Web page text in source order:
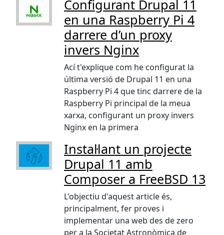
Configurant Drupal 11
en una Raspberry Pi 4
darrere d’un proxy
invers Nginx
Ací t'explique com he configurat la
última versió de Drupal 11 en una
Raspberry Pi 4 que tinc darrere de la
Raspberry Pi principal de la meua
xarxa, configurant un proxy invers
Nginx en la primera
Instal·lant un projecte
Drupal 11 amb
Composer a FreeBSD 13
L'objectiu d'aquest article és,
principalment, fer proves i
implementar una web des de zero
per a la Societat Astronòmica de